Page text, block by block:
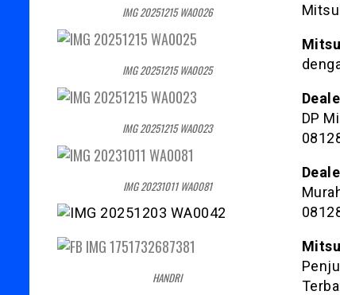
DP
IMG 20251215 WA0026
IMG 20251215 WA0025
IMG 20251215 WA0023
IMG 20231011 WA0081
HANDRI